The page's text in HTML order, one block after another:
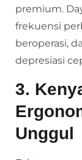
premium.
frekuensi
beroperasi,
depresiasi
3.
Unggul